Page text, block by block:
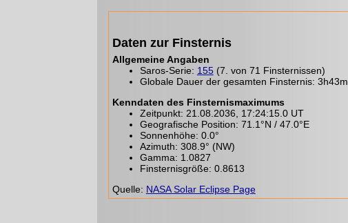
Daten zur Finsternis
Allgemeine Angaben
Saros-Serie: 155(7. von 71 Finsternissen)
Globale Dauer der gesamten Finsternis: 3h43m
Kenndaten des Finsternismaximums
Zeitpunkt: 21.08.2036, 17:24:15.0 UT
Geografische Position: 71.1°N / 47.0°E
Sonnenhöhe: 0.0°
Azimuth: 308.9° (NW)
Gamma: 1.0827
Finsternisgröße: 0.8613
Quelle: NASA Solar Eclipse Page